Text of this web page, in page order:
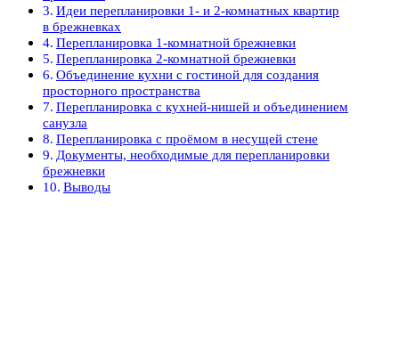
Идеи перепланировки 1- и 2-комнатных квартир
в брежневках
Перепланировка 1-комнатной брежневки
Перепланировка 2-комнатной брежневки
Объединение кухни с гостиной для создания
просторного пространства
Перепланировка с кухней-нишей и объединением
санузла
Перепланировка с проёмом в несущей стене
Документы, необходимые для перепланировки
брежневки
Выводы